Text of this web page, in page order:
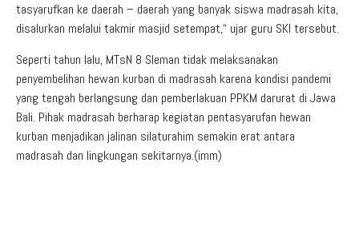
tasyarufkan ke daerah – daerah yang banyak siswa madrasah kita,
disalurkan melalui takmir masjid setempat,“ ujar guru SKI tersebut.
Seperti tahun lalu, MTsN 8 Sleman tidak melaksanakan
penyembelihan hewan kurban di madrasah karena kondisi pandemi
yang tengah berlangsung dan pemberlakuan PPKM darurat di Jawa
Bali. Pihak madrasah berharap kegiatan pentasyarufan hewan
kurban menjadikan jalinan silaturahim semakin erat antara
madrasah dan lingkungan sekitarnya.(imm)